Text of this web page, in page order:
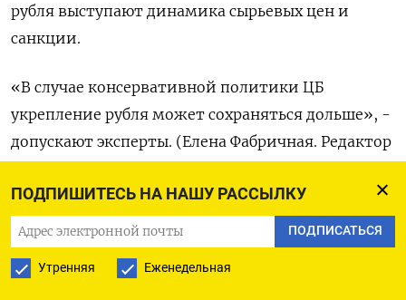
ПОДПИШИТЕСЬ НА НАШУ РАССЫЛКУ
ПОДПИСАТЬСЯ
Утренняя Еженедельная
рубля выступают динамика сырьевых цен и
санкции.
«В случае консервативной политики ЦБ
укрепление рубля может сохраняться дольше», -
допускают эксперты. (Елена Фабричная. Редактор